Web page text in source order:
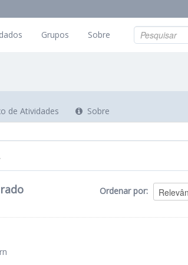
Grupos Sobre
de Atividades Sobre
Ordenar por